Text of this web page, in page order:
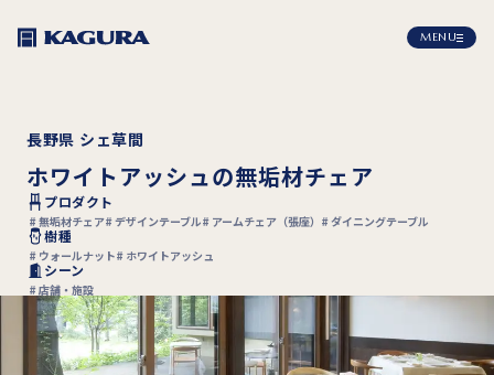
MENU
長野県 シェ草間
ホワイトアッシュの無垢材チェア
プロダクト
無垢材チェア デザインテーブル アームチェア（張座） ダイニングテーブル
樹種
ウォールナット ホワイトアッシュ
シーン
店舗・施設